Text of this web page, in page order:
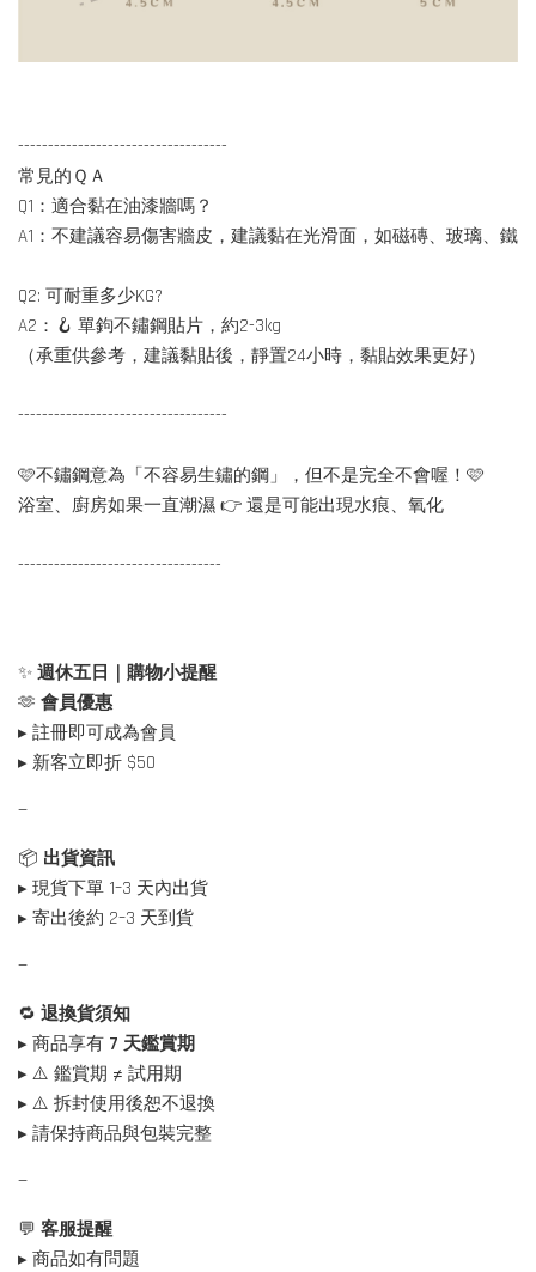
-----------------------------------
常見的ＱＡ
Q1：適合黏在油漆牆嗎？
A1：不建議容易傷害牆皮，建議黏在光滑面，如磁磚、玻璃、鐵
Q2: 可耐重多少KG?
A2：🪝 單鉤不鏽鋼貼片，約2-3kg
（承重供參考，建議黏貼後，靜置24小時，黏貼效果更好）
-----------------------------------
🩷不鏽鋼意為「不容易生鏽的鋼」，但不是完全不會喔！🩷
浴室、廚房如果一直潮濕 👉 還是可能出現水痕、氧化
----------------------------------
✨ 週休五日｜購物小提醒
🫶 會員優惠
▸ 註冊即可成為會員
▸ 新客立即折 $50
—
📦 出貨資訊
▸ 現貨下單 1–3 天內出貨
▸ 寄出後約 2–3 天到貨
—
🔁 退換貨須知
▸ 商品享有 7 天鑑賞期
▸ ⚠️ 鑑賞期 ≠ 試用期
▸ ⚠️ 拆封使用後恕不退換
▸ 請保持商品與包裝完整
—
💬 客服提醒
▸ 商品如有問題